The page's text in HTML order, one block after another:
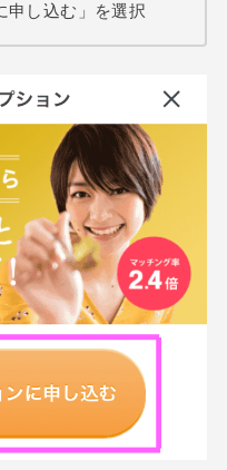
し込む」を選択